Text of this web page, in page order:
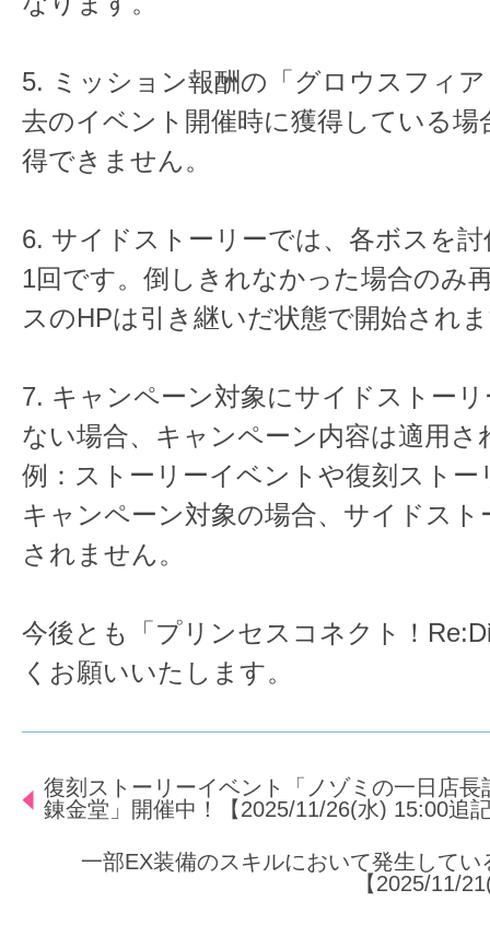
5. ミッション報酬の「グロウスフィ
去のイベント開催時に獲得している場
得できません。
6. サイドストーリーでは、各ボスを
1回です。倒しきれなかった場合のみ
スのHPは引き継いだ状態で開始され
7. キャンペーン対象にサイドストー
ない場合、キャンペーン内容は適用さ
例：ストーリーイベントや復刻スト
キャンペーン対象の場合、サイドスト
されません。
今後とも「プリンセスコネクト！
くお願いいたします。
復刻ストーリーイベント「ノゾミの一日店
錬金堂」開催中！【2025/11/26(水) 15:00追
一部EX装備のスキルにおいて発生してい
【2025/11/